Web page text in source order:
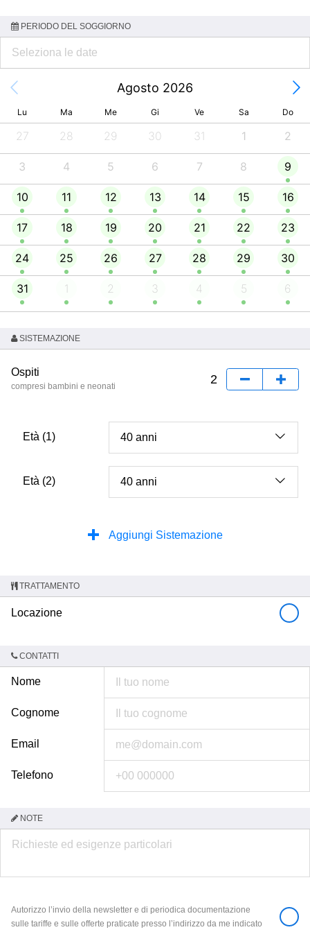
PERIODO DEL SOGGIORNO
Agosto 2026
Lu Ma Me Gi Ve Sa Do
27 28 29 30 31 1 2
3 4 5 6 7 8 9
10 11 12 13 14 15 16
17 18 19 20 21 22 23
24 25 26 27 28 29 30
31 1 2 3 4 5 6
SISTEMAZIONE
Ospiti
compresi bambini e neonati
Età (1)
Età (2)
Aggiungi Sistemazione
TRATTAMENTO
Locazione
CONTATTI
Nome
Cognome
Email
Telefono
NOTE
Autorizzo l’invio della newsletter e di periodica documentazione
sulle tariffe e sulle offerte praticate presso l’indirizzo da me indicato